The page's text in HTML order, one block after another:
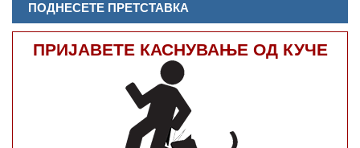
ПОДНЕСЕТЕ ПРЕТСТАВКА
ПРИЈАВЕТЕ КАСНУВАЊЕ ОД КУЧЕ